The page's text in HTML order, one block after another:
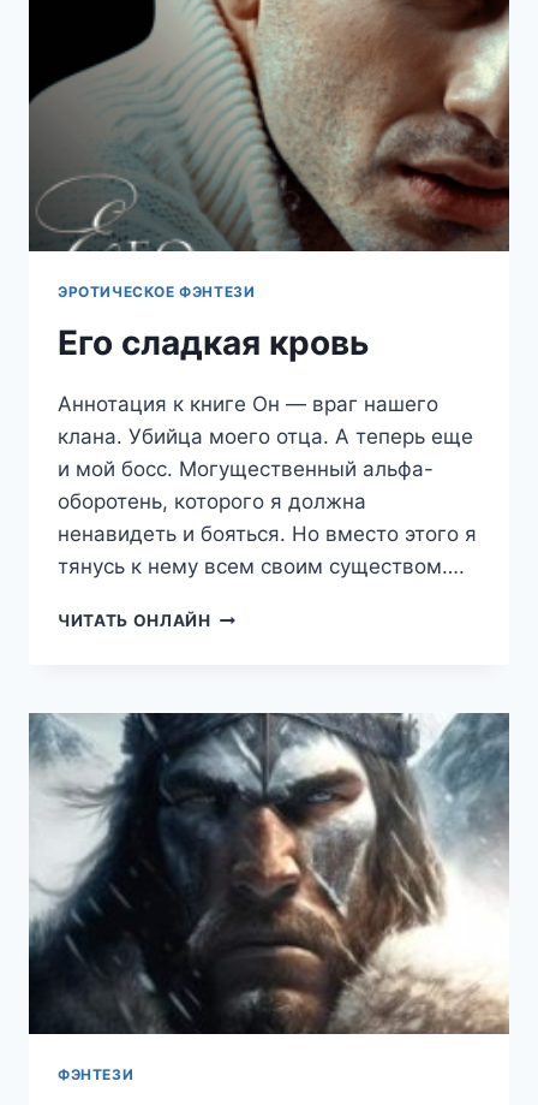
ЭРОТИЧЕСКОЕ ФЭНТЕЗИ
Его сладкая кровь
Аннотация к книге Он — враг нашего
клана. Убийца моего отца. А теперь еще
и мой босс. Могущественный альфа-
оборотень, которого я должна
ненавидеть и бояться. Но вместо этого я
тянусь к нему всем своим существом….
ЧИТАТЬ ОНЛАЙН ЕГО
ФЭНТЕЗИ